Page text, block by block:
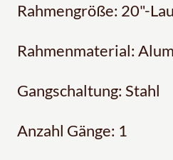
Rahmengröße: 20"-
Rahmenmaterial:
Gangschaltung: Stahl
Anzahl Gänge: 1